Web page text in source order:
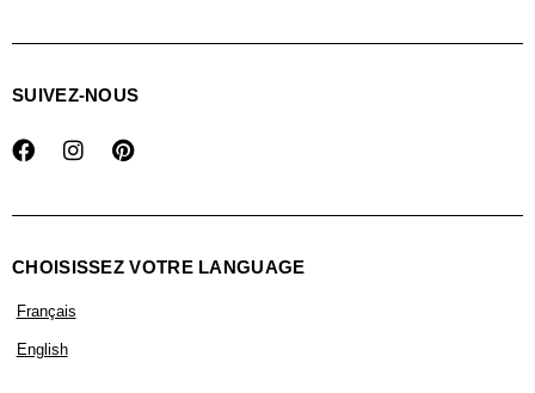
SUIVEZ-NOUS
CHOISISSEZ VOTRE LANGUAGE
Français
English